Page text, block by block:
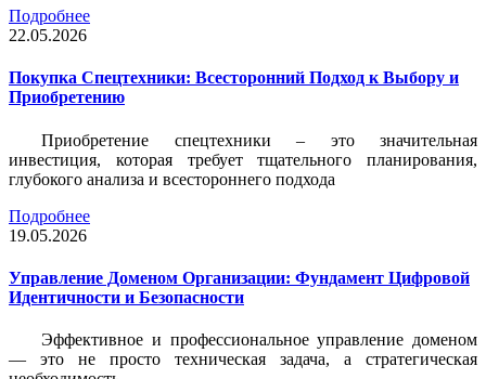
Подробнее
22.05.2026
Покупка Спецтехники: Всесторонний Подход к Выбору и
Приобретению
Приобретение спецтехники – это значительная
инвестиция, которая требует тщательного планирования,
глубокого анализа и всестороннего подхода
Подробнее
19.05.2026
Управление Доменом Организации: Фундамент Цифровой
Идентичности и Безопасности
Эффективное и профессиональное управление доменом
— это не просто техническая задача, а стратегическая